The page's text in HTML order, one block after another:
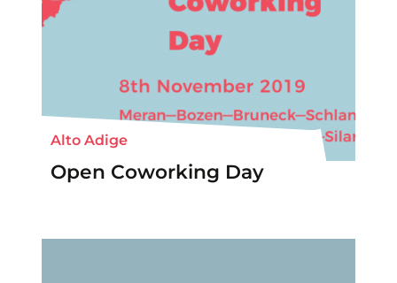
Alto Adige
Open Coworking Day